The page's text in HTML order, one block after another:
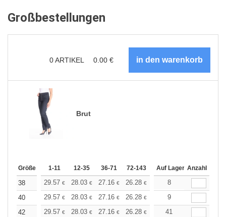
Großbestellungen
0ARTIKEL 0.00 €
Brut
Größe 1-11 12-35 36-71 72-143 144-287 288 +
Auf Lager Anzahl
38 29.57 € 28.03 € 27.16 € 26.28 € 24.97
8
40
29.57 € 28.03 € 27.16 € 26.28 € 24.97
9
42
29.57 € 28.03 € 27.16 € 26.28 € 24.97€
41